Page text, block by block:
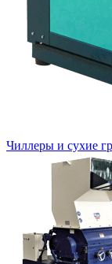
Чиллеры и сухие